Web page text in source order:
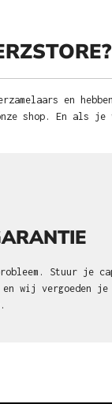
en hebben
shop. En als
Stuur je
en wij vergoeden je